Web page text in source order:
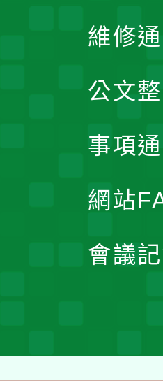
維修
公文
事項
網站
會議